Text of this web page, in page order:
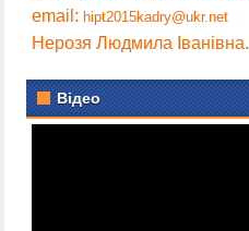
email:hipt2015kadry@ukr.net
Нерозя Людмила Іванівна.
Відео